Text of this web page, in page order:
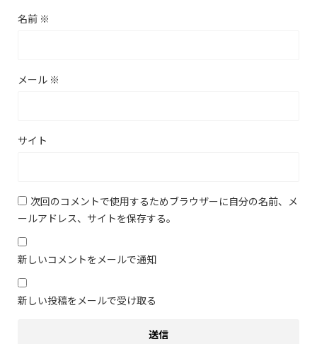
名前 ※
メール ※
サイト
次回のコメントで使用するためブラウザーに自分の名前、メ
ールアドレス、サイトを保存する。
新しいコメントをメールで通知
新しい投稿をメールで受け取る